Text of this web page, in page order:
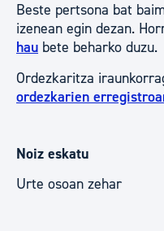
Beste pertsona bat
izenean egin dezan.
hau bete beharko duzu.
Ordezkaritza
ordezkarien
Noiz eskatu
Urte osoan zehar